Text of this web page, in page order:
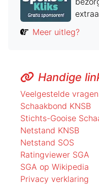
Meer uitleg?
Handige
Veelgestelde vragen
Schaakbond KNSB
Stichts-Gooise
Netstand KNSB
Netstand SOS
Ratingviewer SGA
SGA op Wikipedia
Privacy verklaring